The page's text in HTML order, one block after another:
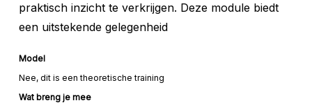
praktisch inzicht te verkrijgen. Deze module biedt
een uitstekende gelegenheid
Model
Nee, dit is een theoretische training
Wat breng je mee